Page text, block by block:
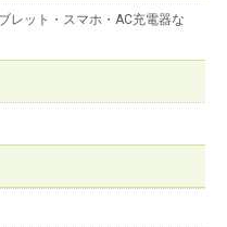
レット・スマホ・AC充電器な